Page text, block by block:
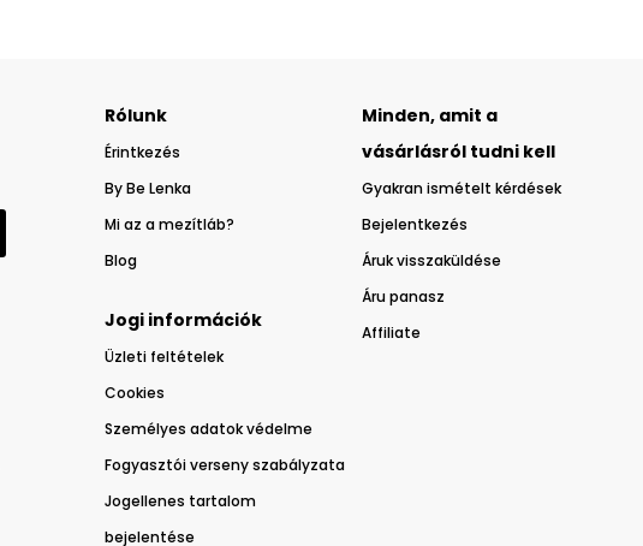
Rólunk
Érintkezés
By Be Lenka
Mi az a mezítláb?
Blog
Minden, amit a
vásárlásról tudni kell
Gyakran ismételt kérdések
Bejelentkezés
Áruk visszaküldése
Áru panasz
Affiliate
Jogi információk
Üzleti feltételek
Cookies
Személyes adatok védelme
Fogyasztói verseny szabályzata
Jogellenes tartalom
bejelentése